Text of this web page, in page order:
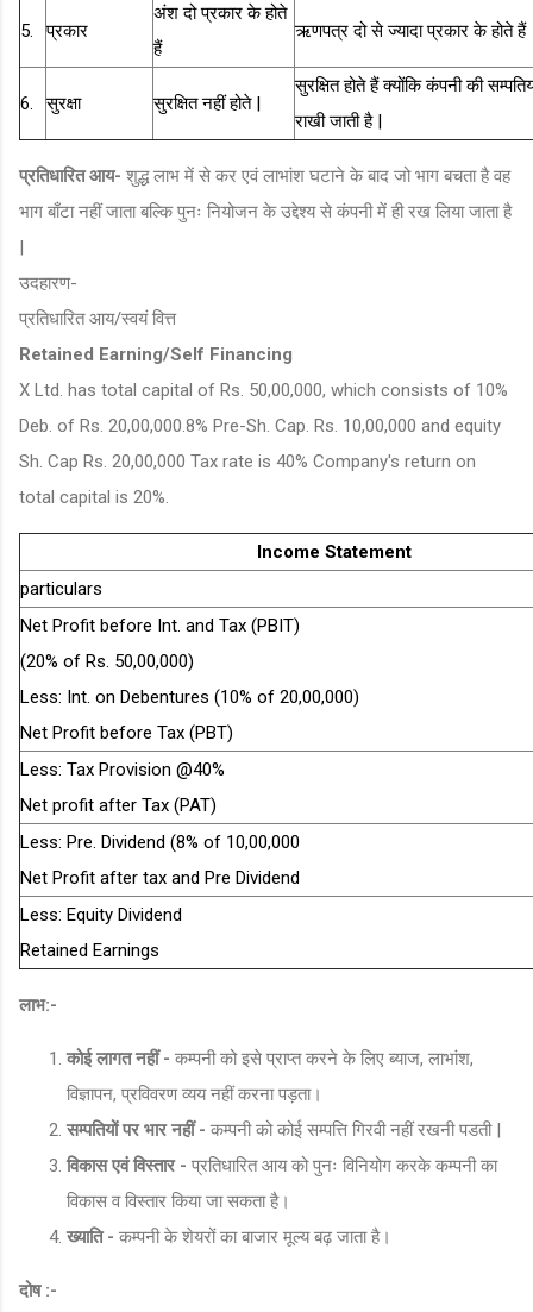
5. प्रकार
अंश दो प्रकार के होते
हैं
ऋणपत्र दो से ज्यादा प्रकार के होते हैं
6. सुरक्षा सुरक्षित नहीं होते |
सुरक्षित होते हैं क्योंकि कंपनी की
राखी जाती है |
प्रतिधारित आय- शुद्ध लाभ में से कर एवं लाभांश घटाने के बाद जो भाग बचता है वह
भाग बाँटा नहीं जाता बल्कि पुनः नियोजन के उद्देश्य से कंपनी में ही रख लिया जाता है
|
उदहारण-
प्रतिधारित आय/स्वयं वित्त
Retained Earning/Self Financing
X Ltd. has total capital of Rs. 50,00,000, which consists of 10%
Deb. of Rs. 20,00,000.8% Pre-Sh. Cap. Rs. 10,00,000 and equity
Sh. Cap Rs. 20,00,000 Tax rate is 40% Company's return on
total capital is 20%.
Income Statement
particulars
Net Profit before Int. and Tax (PBIT)
(20% of Rs. 50,00,000)
Less: Int. on Debentures (10% of 20,00,000)
Net Profit before Tax (PBT)
Less: Tax Provision @40%
Net profit after Tax (PAT)
Less: Pre. Dividend (8% of 10,00,000
Net Profit after tax and Pre Dividend
Less: Equity Dividend
Retained Earnings
लाभ:-
कोई लागत नहीं - कम्पनी को इसे प्राप्त करने के लिए ब्याज, लाभांश,
विज्ञापन, प्रविवरण व्यय नहीं करना पड़ता।
सम्पतियों पर भार नहीं - कम्पनी को कोई सम्पत्ति गिरवी नहीं रखनी पडती |
विकास एवं विस्तार - प्रतिधारित आय को पुनः विनियोग करके कम्पनी का
विकास व विस्तार किया जा सकता है।
ख्याति - कम्पनी के शेयरों का बाजार मूल्य बढ़ जाता है।
दोष :-